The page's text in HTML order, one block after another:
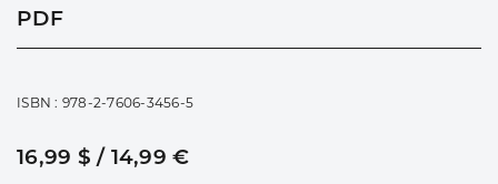
PDF
ISBN : 978-2-7606-3456-5
16,99 $ / 14,99 €